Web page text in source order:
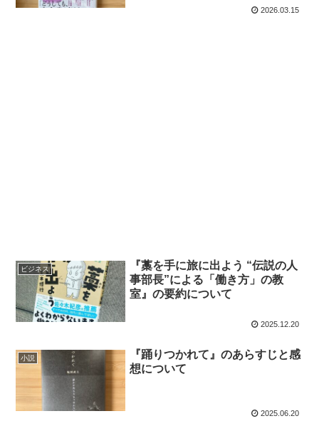
2026.03.15
ビジネス
『藁を手に旅に出よう “伝説の人
事部長”による「働き方」の教
室』の要約について
2025.12.20
小説
『踊りつかれて』のあらすじと感
想について
2025.06.20